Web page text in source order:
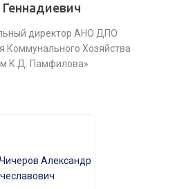
Геннадиевич
директор АНО ДПО
Коммунального Хозяйства
К.Д. Памфилова»